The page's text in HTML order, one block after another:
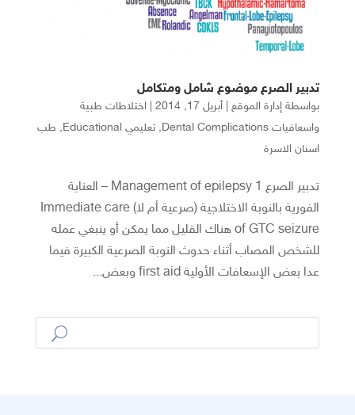
تدبير الصرع موضوع شامل ومتكامل
بواسطة إدارة الموقع| أبريل 17, 2014 | اختلاطات طبية
واسعافيات Dental Complications
, تعليمي Educational , طب
اسنان الاسرة
تدبير الصرع Management of epilepsy 1 – العناية
الفورية بالنوبة الاختلاجية (صرعية أم لا) Immediate care
of GTC seizure هناك القليل مما يمكن أو ينبغي عمله
للشخص المصاب أثناء حدوث النوبة الصرعية الكبيرة فيما
عدا بعض الإسعافات الأولية first aid وبعض...